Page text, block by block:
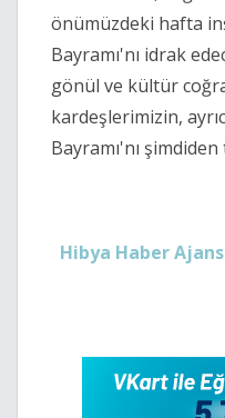
önümüzdeki hafta
Bayramı'nı idrak
gönül ve kültür
kardeşlerimizin,
Bayramı'nı
Hibya Haber